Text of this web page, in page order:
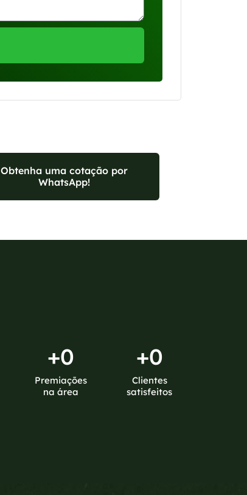
Obtenha uma cotação por
WhatsApp!
+0
Premiações
na área
+0
Clientes
satisfeitos